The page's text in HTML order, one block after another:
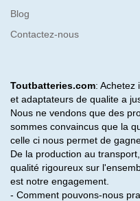
Blog
Contactez-nous
Toutbatteries.com: Achetez
et adaptateurs de qualite a
Nous ne vendons que des
sommes convaincus que la
celle ci nous permet de
De la production au
qualité rigoureux sur
est notre engagement.
- Comment pouvons-nous